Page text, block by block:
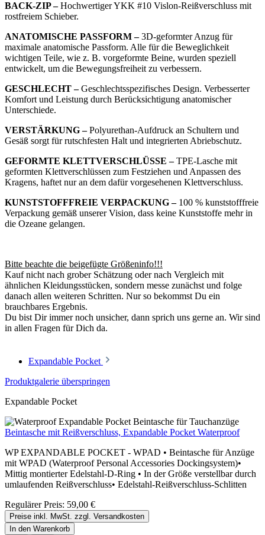
BACK-ZIP –Hochwertiger YKK #10 Vislon-Reißverschluss mit
rostfreiem Schieber.
ANATOMISCHE PASSFORM –3D-geformter Anzug für
maximale anatomische Passform. Alle für die Beweglichkeit
wichtigen Teile, wie z. B. vorgeformte Beine, wurden speziell
entwickelt, um die Bewegungsfreiheit zu verbessern.
GESCHLECHT –Geschlechtsspezifisches Design. Verbesserter
Komfort und Leistung durch Berücksichtigung anatomischer
Unterschiede.
VERSTÄRKUNG –Polyurethan-Aufdruck an Schultern und
Gesäß sorgt für rutschfesten Halt und integrierten Abriebschutz.
GEFORMTE KLETTVERSCHLÜSSE –TPE-Lasche mit
geformten Klettverschlüssen zum Festziehen und Anpassen des
Kragens, haftet nur an dem dafür vorgesehenen Klettverschluss.
KUNSTSTOFFFREIE VERPACKUNG – 100 % kunststofffreie
Verpackung gemäß unserer Vision, dass keine Kunststoffe mehr in
die Ozeane gelangen.
Bitte beachte die beigefügte Größeninfo!!!
Kauf nicht nach grober Schätzung oder nach Vergleich mit
ähnlichen Kleidungsstücken, sondern messe zunächst und folge
danach allen weiteren Schritten. Nur so bekommst Du ein
brauchbares Ergebnis.
Du bist Dir immer noch unsicher, dann sprich uns gerne an. Wir sind
in allen Fragen für Dich da.
Expandable Pocket
Produktgalerie überspringen
Expandable Pocket
Beintasche mit Reißverschluss, Expandable Pocket Waterproof
WP EXPANDABLE POCKET - WPAD • Beintasche für Anzüge
mit WPAD (Waterproof Personal Accessories Dockingsystem)•
Mittig montierter Edelstahl-D-Ring • In der Größe verstellbar durch
umlaufenden Reißverschluss• Edelstahl-Reißverschluss-Schlitten
Regulärer Preis: 59,00 €
Preise inkl. MwSt. zzgl. Versandkosten
In den Warenkorb